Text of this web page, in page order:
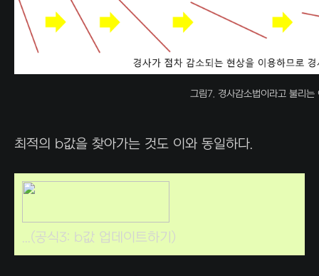
그림7. 경사감소법이라고 불리는
최적의 b값을 찾아가는 것도 이와 동일하다.
...(공식3: b값 업데이트하기)